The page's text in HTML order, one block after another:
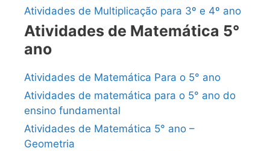
Atividades de Multiplicação para 3º e 4º ano
Atividades de Matemática 5°
ano
Atividades de Matemática Para o 5° ano
Atividades de matemática para o 5° ano do
ensino fundamental
Atividades de Matemática 5° ano –
Geometria